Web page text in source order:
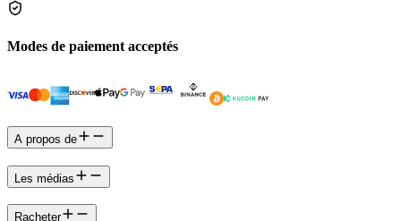
Modes de paiement acceptés
A propos de
Les médias
Racheter